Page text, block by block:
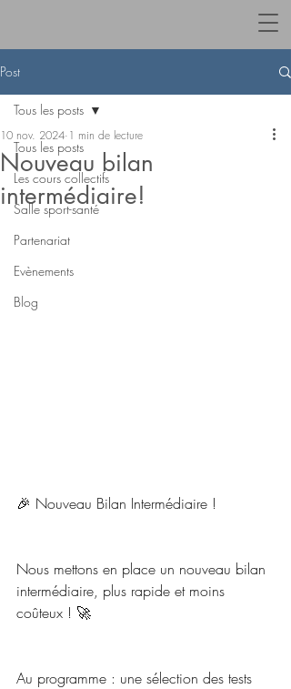
Post
Tous les posts
Les cours collectifs
Salle sport-santé
Partenariat
Evènements
Blog
Tous les posts
Nouveau bilan
intermédiaire!
10 nov. 2024 1 min de lecture
🎉 Nouveau Bilan Intermédiaire !
Nous mettons en place un nouveau bilan
intermédiaire, plus rapide et moins
coûteux ! 🚀
Au programme : une sélection des tests